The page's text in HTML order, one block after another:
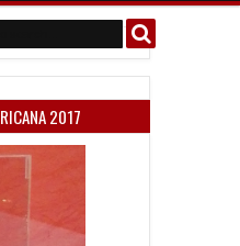
entre Vélez e Independiente
2017